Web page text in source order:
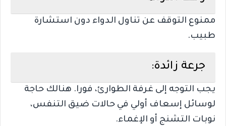
ممنوع التوقف عن تناول الدواء دون استشارة
طبيب.
جرعة زائدة:
يجب التوجه إلى غرفة الطوارئ، فورا. هنالك حاجة
لوسائل إسعاف أولي في حالات ضيق التنفس،
نوبات التشنج أو الإغماء.